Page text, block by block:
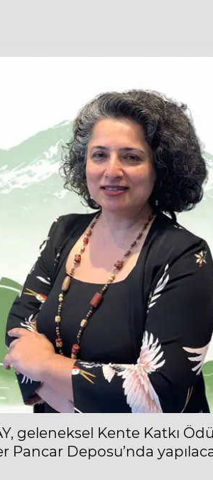
geleneksel Kente Katkı
Pancar Deposu’nda